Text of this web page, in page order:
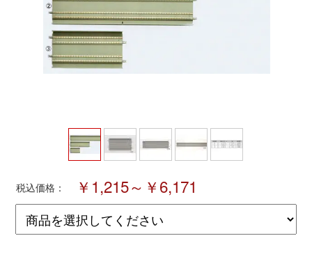
マイクロエース
Bトレインショーティー
ポポンデッタ
さんけい
税込価格： ￥1,215～￥6,171